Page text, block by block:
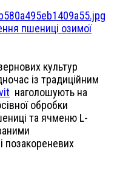
пшениці озимої
культур
із традиційним
наголошують на
обробки
та ячменю L-
позакореневих